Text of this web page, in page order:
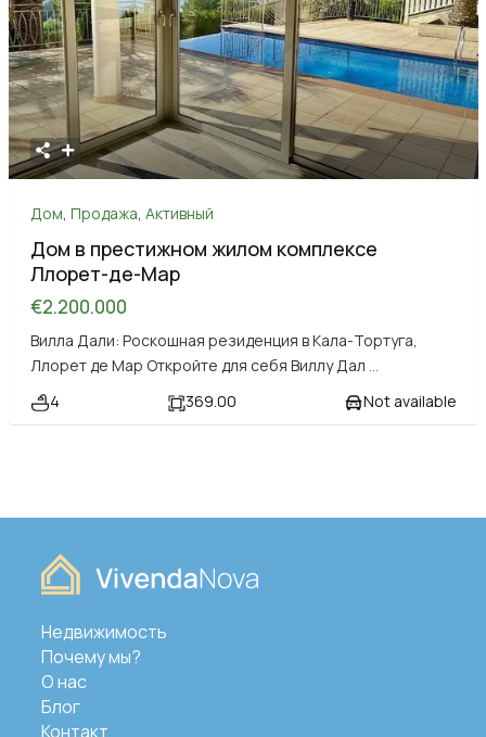
Дом, Продажа, Активный
Дом в престижном жилом комплексе
Ллорет-де-Мар
€2.200.000
Вилла Дали: Роскошная резиденция в Кала-Тортуга,
Ллорет де Мар Откройте для себя Виллу Дал ...
4
369.00 Not available
Недвижимость
Почему мы?
О нас
Блог
Контакт